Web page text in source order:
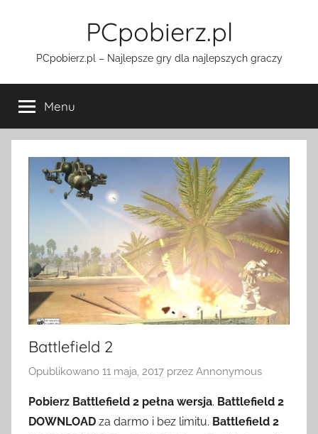
PCpobierz.pl
PCpobierz.pl – Najlepsze gry dla najlepszych graczy
Menu
Battlefield 2
Opublikowano 11 maja, 2017 przez Annonymous
Pobierz Battlefield 2 pełna wersja. Battlefield 2
DOWNLOAD za darmo i bez limitu. Battlefield 2